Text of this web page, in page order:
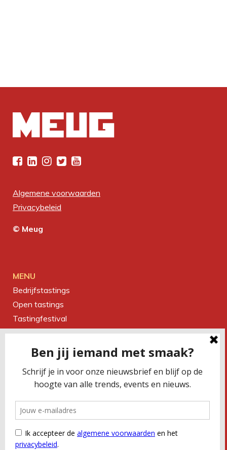
Algemene voorwaarden
Privacybeleid
© Meug
MENU
Bedrijfstastings
Open tastings
Tastingfestival
Magazine
Over ons
CONTACTEER ONS
Smaakbureau Meug
Kerkstraat 19 | 2060 Antwerpen